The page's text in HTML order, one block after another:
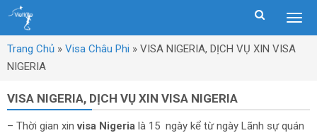
Trang Chủ » Visa Châu Phi » VISA NIGERIA, DỊCH VỤ XIN VISA
NIGERIA
VISA NIGERIA, DỊCH VỤ XIN VISA NIGERIA
– Thời gian xinvisa Nigeria là 15 ngày kể từ ngày Lãnh sự quán